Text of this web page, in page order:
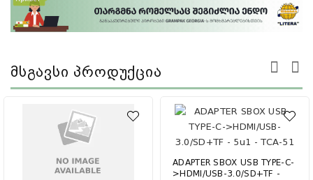
Მსგავსი Პროდუქცია
ADAPTER SBOX USB TYPE-C-
>HDMI/USB-3.0/SD+TF -